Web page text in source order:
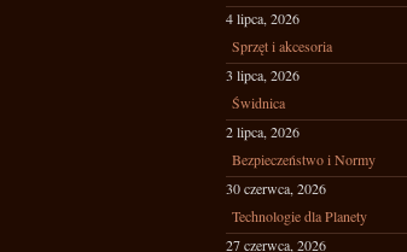
4 lipca, 2026
Sprzęt i akcesoria
3 lipca, 2026
Świdnica
2 lipca, 2026
Bezpieczeństwo i Normy
30 czerwca, 2026
Technologie dla Planety
27 czerwca, 2026